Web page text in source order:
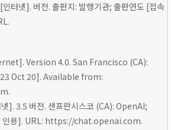
터넷]. 버전. 출판지: 발행기관; 출판연도 [접속
Version 4.0. San Francisco (CA):
Oct 20]. Available from:
]. 3.5 버전. 샌프란시스코 (CA): OpenAI;
인용]. URL: https://chat.openai.com.